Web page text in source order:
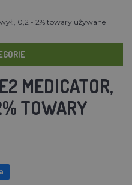
0,2 - 2% towary używane
MEDICATOR,
TOWARY